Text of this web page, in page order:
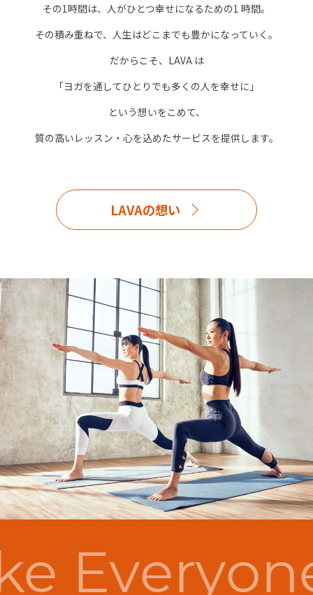
その1時間は、人がひとつ幸せになるための1 時間。
その積み重ねで、人生はどこまでも豊かになっていく。
だからこそ、LAVA は
「ヨガを通してひとりでも多くの人を幸せに」
という想いをこめて、
質の高いレッスン・心を込めたサービスを提供します。
LAVAの想い